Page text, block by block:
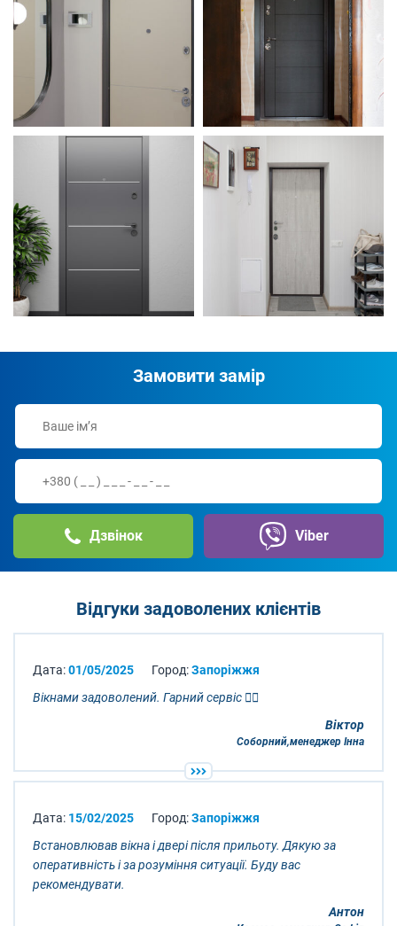
Замовити замір
Дзвінок Viber
Відгуки задоволених клієнтів
Дата:01/05/2025 Город:Запоріжжя
Вікнами задоволений. Гарний сервіс 👍🏻
Віктор
Соборний,менеджер Інна
Дата: 15/02/2025 Город:Запоріжжя
Встановлював вікна і двері після прильоту. Дякую за
оперативність і за розуміння ситуації. Буду вас
рекомендувати.
Антон